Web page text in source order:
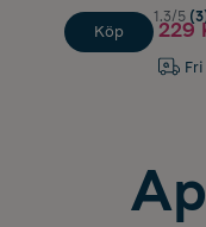
Köp
1.3/5
229